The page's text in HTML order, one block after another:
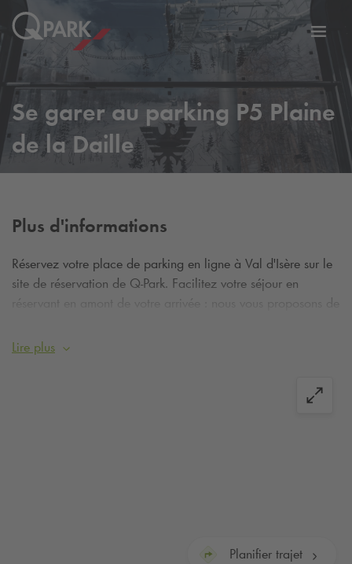
la
Se garer au parking P5 Plaine
de la Daille
Plus d'informations
Réservez votre place de parking en ligne à Val d'Isère sur le
site de réservation de Q-Park. Facilitez votre séjour en
réservant en amont de votre arrivée : nous vous proposons de
Rendez-vous dans le parking
Lire plus
Planifier trajet